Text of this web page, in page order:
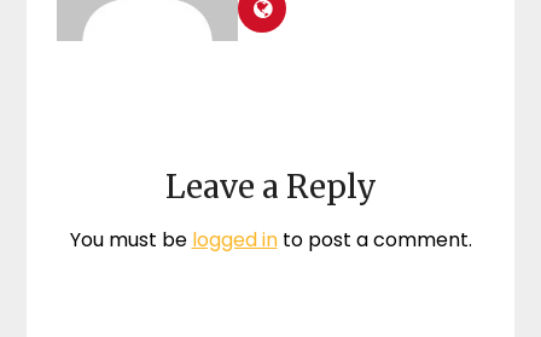
Leave a Reply
You must be logged into post a comment.